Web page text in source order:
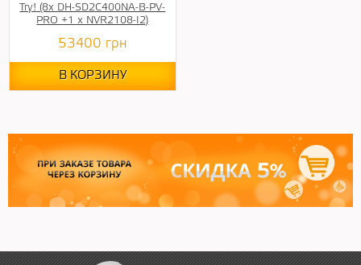
Try! (8х DH-SD2C400NA-B-PV-
PRO +1 х NVR2108-I2)
53400 грн
В КОРЗИНУ